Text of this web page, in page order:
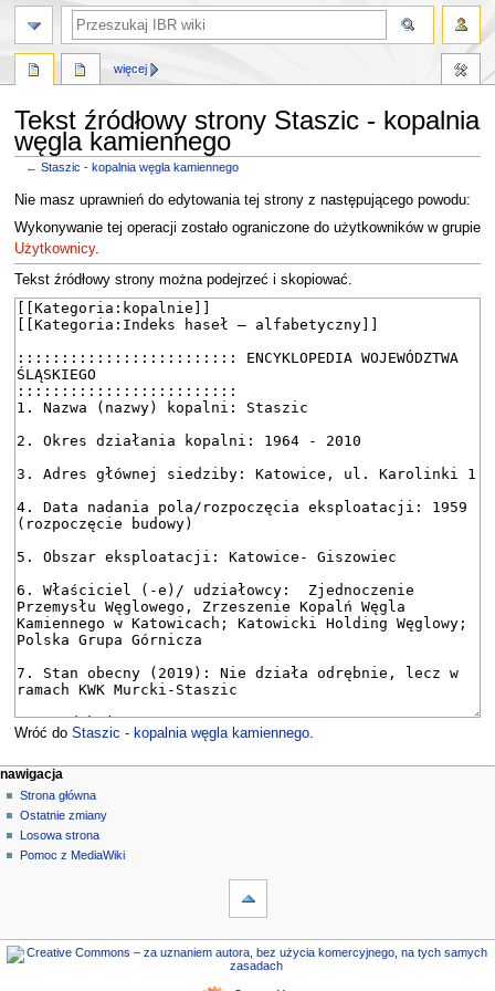
Tekst źródłowy strony Staszic - kopalnia
węgla kamiennego
←Staszic - kopalnia węgla kamiennego
Przejdź
do
nawigacji
Przejdź
do
wyszukiwania
Nie masz uprawnień do edytowania tej strony z następującego powodu:
Wykonywanie tej operacji zostało ograniczone do użytkowników w grupie
Użytkownicy.
Tekst źródłowy strony można podejrzeć i skopiować.
Wróć do Staszic - kopalnia węgla kamiennego.
M
e
n
u
i
g
działania na stronie
strona
dyskusja
czytaj
kod
więcej
narzędzia osobiste
zaloguj
się
nawigacja
Strona główna
Ostatnie zmiany
Losowa strona
Pomoc z MediaWiki
szukaj
linkowanych
nawigacja
Strona